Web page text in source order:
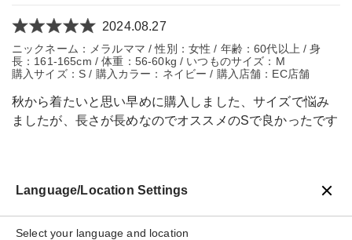
2024.08.27
ニックネーム：メラルママ / 性別：女性 / 年齢：60代以上 / 身
長：161-165cm / 体重：56-60kg / いつものサイズ：M
購入サイズ：S / 購入カラー：ネイビー / 購入店舗：EC店舗
秋から着たいと思い早めに購入しました、サイズで悩み
ましたが、長さが長めなのでオススメのSで良かったです
Language/Location Settings
Select your language and location